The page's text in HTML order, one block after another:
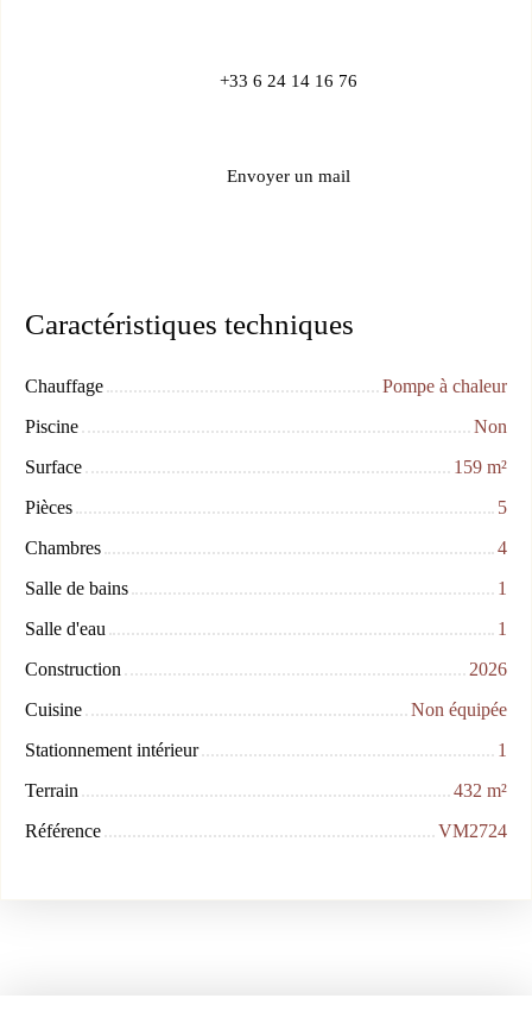
+33 6 24 14 16 76
Envoyer un mail
Caractéristiques techniques
Chauffage
Pompe à chaleur
Piscine
Non
Surface
159 m²
Pièces
5
Chambres
4
Salle de bains
1
Salle d'eau
1
Construction
2026
Cuisine
Non équipée
Stationnement intérieur
1
Terrain
432 m²
Référence
VM2724